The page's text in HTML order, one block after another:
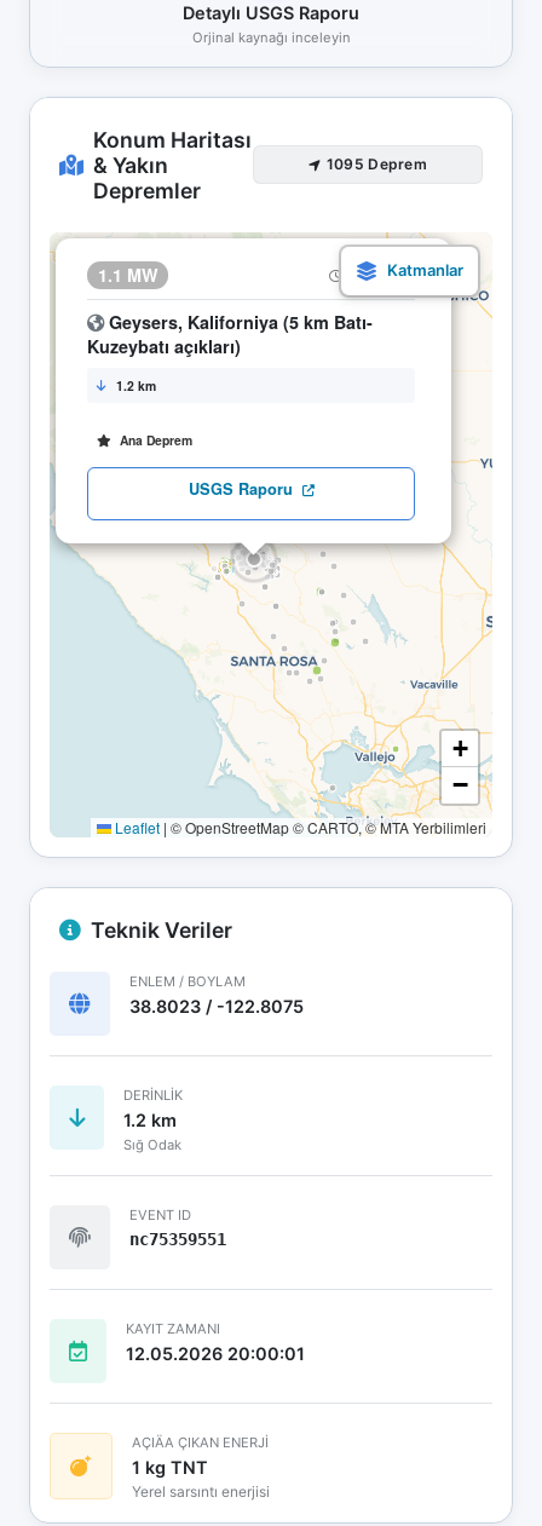
Detaylı USGS Raporu
Orjinal kaynağı inceleyin
Konum Haritası
& Yakın
Depremler
1095 Deprem
1.1 MW 12.05 22:56
Geysers, Kaliforniya (5 km Batı-
Kuzeybatı açıkları)
1.2 km
Ana Deprem
USGS Raporu
×
+
−
Leaflet | © OpenStreetMap © CARTO, © MTA Yerbilimleri
Teknik Veriler
ENLEM / BOYLAM
38.8023 / -122.8075
DERINLIK
1.2 km
Sığ Odak
EVENT ID
nc75359551
KAYIT ZAMANI
12.05.2026 20:00:01
AÇIÄA ÇIKAN ENERJİ
1 kg TNT
Yerel sarsıntı enerjisi